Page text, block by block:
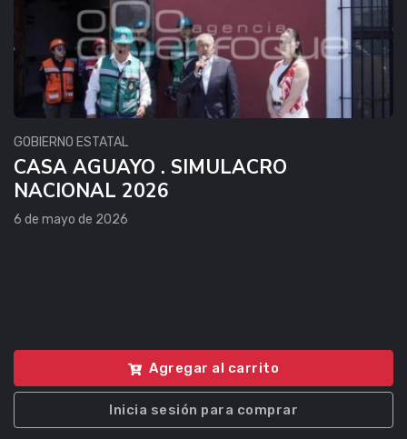
GOBIERNO ESTATAL
CASA AGUAYO . SIMULACRO
NACIONAL 2026
6 de mayo de 2026
Agregar al carrito
Inicia sesión para comprar